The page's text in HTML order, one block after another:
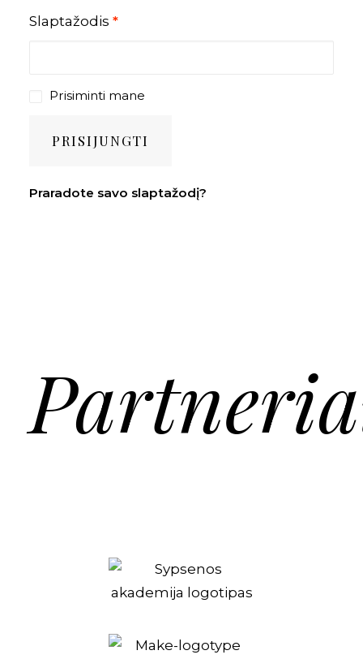
Slaptažodis *Privalomas
Prisiminti mane
PRISIJUNGTI
Praradote savo slaptažodį?